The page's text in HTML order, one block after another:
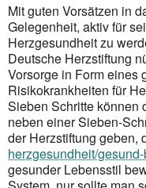
Mit guten Vorsätzen in
Gelegenheit, aktiv für
Herzgesundheit zu
Deutsche Herzstiftung
Vorsorge in Form eines
Risikokrankheiten für
Sieben Schritte können
neben einer Sieben-
der Herzstiftung geben,
herzgesundheit/
gesunder Lebensstil